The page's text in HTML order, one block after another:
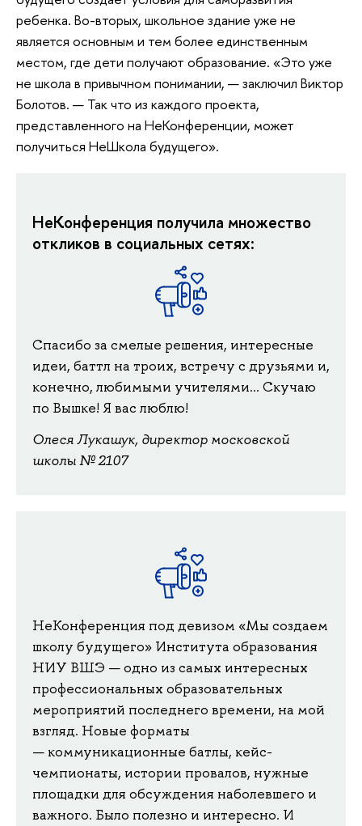
ребенка. Во-вторых, школьное здание уже не
является основным и тем более единственным
местом, где дети получают образование. «Это уже
не школа в привычном понимании, — заключил Виктор
Болотов. — Так что из каждого проекта,
представленного на НеКонференции, может
получиться НеШкола будущего».
НеКонференция получила множество
откликов в социальных сетях:
Спасибо за смелые решения, интересные
идеи, баттл на троих, встречу с друзьями и,
конечно, любимыми учителями... Скучаю
по Вышке! Я вас люблю!
Олеся Лукашук, директор московской
школы № 2107
НеКонференция под девизом «Мы создаем
школу будущего» Института образования
НИУ ВШЭ — одно из самых интересных
профессиональных образовательных
мероприятий последнего времени, на мой
взгляд. Новые форматы
— коммуникационные батлы, кейс-
чемпионаты, истории провалов, нужные
площадки для обсуждения наболевшего и
важного. Было полезно и интересно. И